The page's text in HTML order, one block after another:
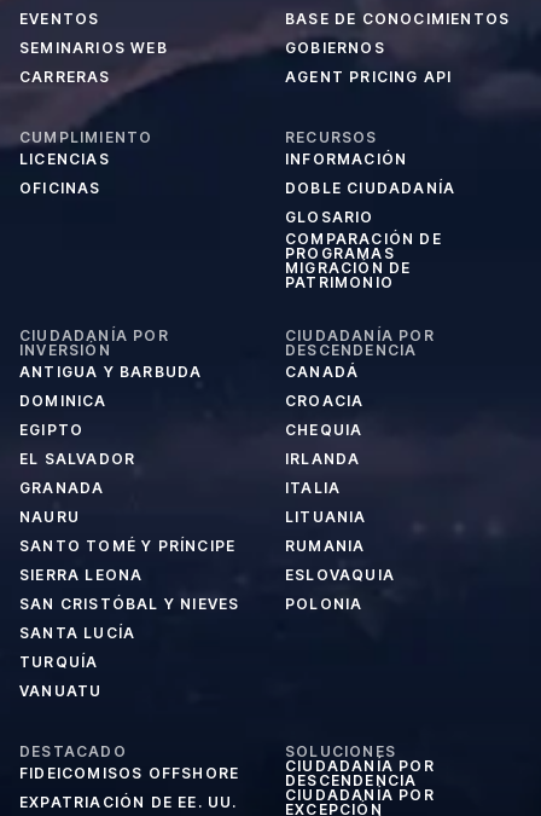
EVENTOS
SEMINARIOS WEB
CARRERAS
BASE DE CONOCIMIENTOS
GOBIERNOS
AGENT PRICING API
CUMPLIMIENTO
LICENCIAS
OFICINAS
RECURSOS
INFORMACIÓN
DOBLE CIUDADANÍA
GLOSARIO
COMPARACIÓN DE
PROGRAMAS
MIGRACIÓN DE
PATRIMONIO
CIUDADANÍA POR
INVERSIÓN
ANTIGUA Y BARBUDA
DOMINICA
EGIPTO
EL SALVADOR
GRANADA
NAURU
SANTO TOMÉ Y PRÍNCIPE
SIERRA LEONA
SAN CRISTÓBAL Y NIEVES
SANTA LUCÍA
TURQUÍA
VANUATU
CIUDADANÍA POR
DESCENDENCIA
CANADÁ
CROACIA
CHEQUIA
IRLANDA
ITALIA
LITUANIA
RUMANIA
ESLOVAQUIA
POLONIA
DESTACADO
FIDEICOMISOS OFFSHORE
EXPATRIACIÓN DE EE. UU.
SOLUCIONES
CIUDADANÍA POR
DESCENDENCIA
CIUDADANÍA POR
EXCEPCIÓN